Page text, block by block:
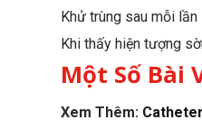
Khử trùng sau mỗi
Khi thấy hiện tượng
Một Số Bài
Xem Thêm: